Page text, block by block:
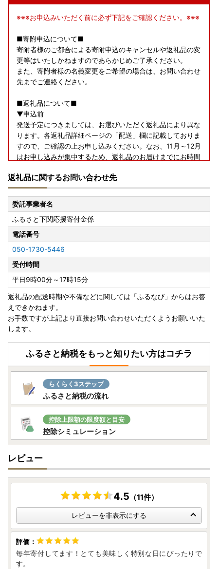
※※※お申込みいただく前に必ず下記をご確認ください。※※※
■寄附申込について■
寄附者様のご都合による寄附申込のキャンセルや返礼品の変
更等はいたしかねますのであらかじめご了承ください。
また、寄附者様の名義変更をご希望の場合は、お問い合わせ
先までご連絡ください。
■返礼品について■
▼申込前
発送予定につきましては、お選びいただく返礼品により異な
ります。各返礼品詳細ページの「配送」欄に記載しておりま
すので、ご確認の上お申し込みください。なお、11月～12月
はお申し込みが集中するため、返礼品のお届けまでにお時間
ますようお願いいたします。
また、返礼品をお受け取りいただけないご不在期間等がござ
いましたら、備考欄にご入力いただくか、お問い合わせ先ま
でご連絡ください。
事前にご不在期間等のご連絡がなく返送となった場合、再送
はいたしかねますのであらかじめご了承ください。
お届け時期の指定等のご要望につきましては、提供元事業者
によっては対応いたしかねる可能性がございますのであらか
じめご了承ください。
▼お届け後
返礼品のお受け取り後はすぐに中身や状態をご確認いただ
き、万が一不具合等がございましたら、大変お手数ではござ
いますがお問い合わせ先までご連絡いただきますようお願い
申し上げます。なお、お受け取りからお日にちが経過した後
のであらかじめご了承ください。
■返礼品と関係書類の発送について■
下関市では、返礼品と寄附金受領証明書やワンストップ特例
申請書などの関係書類は、別に発送しております。
発送スケジュールは以下になります。
▼寄附金受領証明書
入金確認後、1ヶ月程度で注文内容確認画面の【注文者情
報】に記載の住所に発送いたします。
お礼の特産品とは別にお送りいたします。
※12月15日ご入金分までは年内に発送いたします。
※12月16日以降のお申込みに関しては、1月10日以降順次発
▼ワンストップ特例申請書
ワンストップ特例申請書は、受領証明書と共にお送りいたし
ます。
※住民票住所が返礼品の送付先と異なる場合は必ず備考欄に
住民票住所をご記入ください。
※12月27日までご入金分までは年内に発送いたします。
返礼品に関するお問い合わせ先
委託事業者名
ふるさと下関応援寄付金係
電話番号
050-1730-5446
受付時間
平日9時00分～17時15分
返礼品の配送時期や不備などに関しては「ふるなび」からはお答
えできかねます。
お手数ですが上記より直接お問い合わせいただくようお願いいた
します。
ふるさと納税をもっと知りたい方はコチラ
らくらく3ステップ
ふるさと納税の流れ
控除上限額の限度額と目安
控除シミュレーション
レビュー
4.5 （11件）
レビューを非表示にする
毎年寄付してます！とても美味しく特別な日にぴったりで
す。